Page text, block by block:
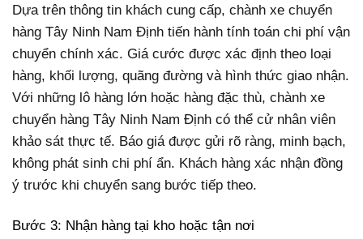
Dựa trên thông tin khách cung cấp, chành xe chuyển
hàng Tây Ninh Nam Định tiến hành tính toán chi phí vận
chuyển chính xác. Giá cước được xác định theo loại
hàng, khối lượng, quãng đường và hình thức giao nhận.
Với những lô hàng lớn hoặc hàng đặc thù, chành xe
chuyển hàng Tây Ninh Nam Định có thể cử nhân viên
khảo sát thực tế. Báo giá được gửi rõ ràng, minh bạch,
không phát sinh chi phí ẩn. Khách hàng xác nhận đồng
ý trước khi chuyển sang bước tiếp theo.
Bước 3: Nhận hàng tại kho hoặc tận nơi